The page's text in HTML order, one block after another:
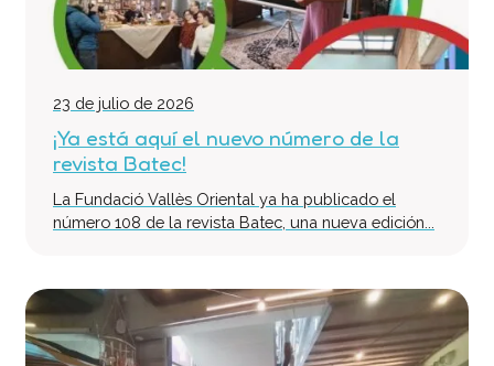
23 de julio de 2026
¡Ya está aquí el nuevo número de la
revista Batec!
La Fundació Vallès Oriental ya ha publicado el
número 108 de la revista Batec, una nueva edición...